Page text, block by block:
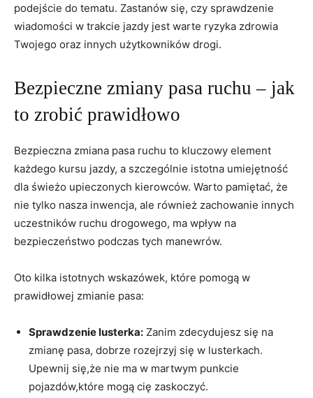
podejście do tematu. ⁣Zastanów się, czy sprawdzenie
wiadomości‍ w‍ trakcie⁤ jazdy jest warte ryzyka⁣ zdrowia⁤
Twojego ⁣oraz⁤ innych użytkowników ⁢drogi.
Bezpieczne zmiany pasa ⁣ruchu – jak
to⁣ zrobić prawidłowo
Bezpieczna zmiana pasa ⁢ruchu to kluczowy element
każdego kursu‍ jazdy, a szczególnie istotna umiejętność
dla świeżo upieczonych kierowców. Warto pamiętać, że
nie tylko nasza ⁢inwencja, ale również⁣ zachowanie innych
uczestników ruchu drogowego, ⁢ma wpływ⁣ na
bezpieczeństwo podczas⁢ tych⁤ manewrów.
Oto kilka istotnych wskazówek,⁢ które ⁣pomogą w⁤
prawidłowej zmianie ⁣pasa:
Sprawdzenie lusterka: Zanim⁤ zdecydujesz się na
zmianę ⁢pasa, dobrze rozejrzyj się w lusterkach.
Upewnij się,że‌ nie ‍ma w martwym punkcie
pojazdów,które mogą cię zaskoczyć.